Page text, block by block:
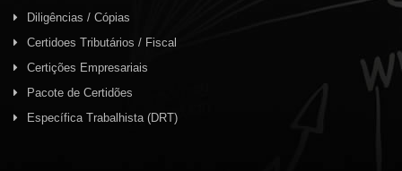
Diligências / Cópias
Certidoes Tributários / Fiscal
Certições Empresariais
Pacote de Certidões
Específica Trabalhista (DRT)